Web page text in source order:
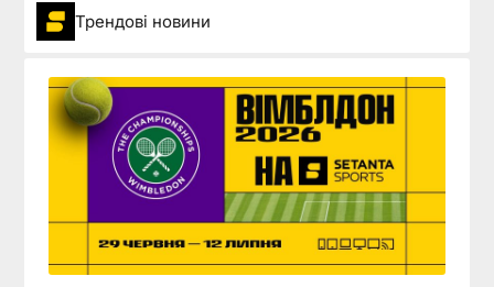
Трендові новини